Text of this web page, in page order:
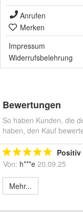
Anrufen
Merken
Impressum
Widerrufsbelehrung
Bewertungen
So haben Kunden, die
haben, den Kauf
Positiv
Von: h***e 20.09.25
Mehr...